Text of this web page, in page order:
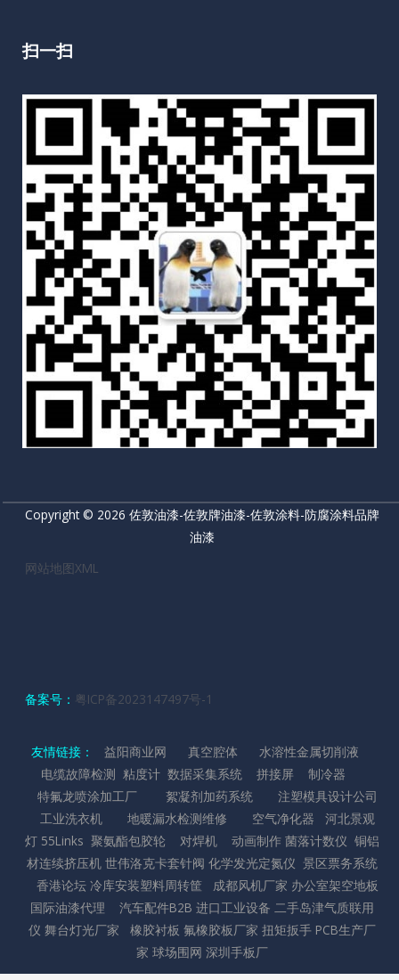
扫一扫
Copyright © 2026 佐敦油漆-佐敦牌油漆-佐敦涂料-防腐涂料品牌
油漆
网站地图XML
备案号： 粤ICP备2023147497号-1
友情链接： 益阳商业网 真空腔体
水溶性金属切削液
电缆故障检测 粘度计 数据采集系统 拼接屏
制冷器
特氟龙喷涂加工厂
絮凝剂加药系统
注塑模具设计公司
工业洗衣机
地暖漏水检测维修 空气净化器
河北景观
灯 55Links 聚氨酯包胶轮 对焊机 动画制作 菌落计数仪 铜铝
材连续挤压机 世伟洛克卡套针阀 化学发光定氮仪 景区票务系统
香港论坛 冷库安装塑料周转筐 成都风机厂家 办公室架空地板
国际油漆代理
汽车配件B2B 进口工业设备 二手岛津气质联用
仪 舞台灯光厂家 橡胶衬板 氟橡胶板厂家 扭矩扳手 PCB生产厂
家 球场围网 深圳手板厂